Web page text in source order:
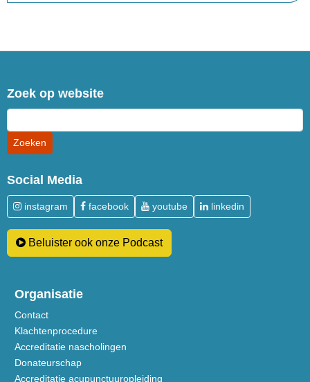
Zoek op website
Social Media
instagram facebook youtube linkedin
Beluister ook onze Podcast
Organisatie
Contact
Klachtenprocedure
Accreditatie nascholingen
Donateurschap
Accreditatie acupunctuuropleiding